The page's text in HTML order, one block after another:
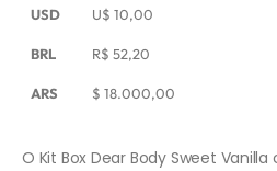
USD U$ 10,00
BRL R$ 52,20
ARS $ 18.000,00
O Kit Box Dear Body Sweet